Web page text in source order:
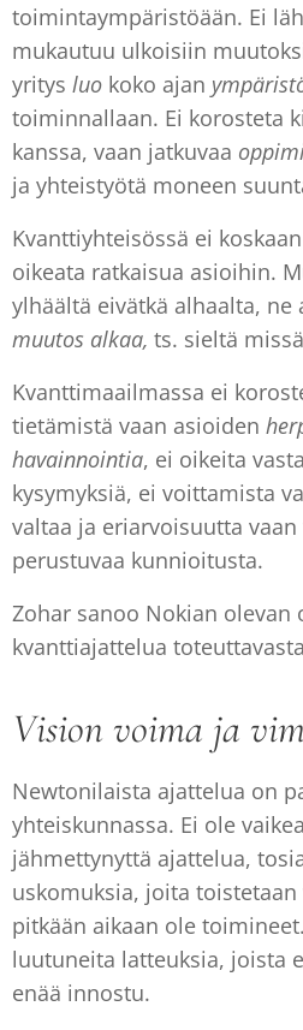
toimintaympäristöään. Ei
mukautuu ulkoisiin
yritys luo koko ajan
toiminnallaan. Ei korosteta
kanssa, vaan jatkuvaa
ja yhteistyötä moneen
Kvanttiyhteisössä ei
oikeata ratkaisua asioihin.
ylhäältä eivätkä alhaalta, ne
muutos alkaa, ts. sieltä
Kvanttimaailmassa ei
tietämistä vaan asioiden
havainnointia, ei oikeita
kysymyksiä, ei voittamista
valtaa ja eriarvoisuutta
perustuvaa kunnioitusta.
Zohar sanoo Nokian olevan
kvanttiajattelua
Vision voima ja
Newtonilaista ajattelua on
yhteiskunnassa. Ei ole
jähmettynyttä ajattelua,
uskomuksia, joita toistetaan
pitkään aikaan ole
luutuneita latteuksia, joista
enää innostu.